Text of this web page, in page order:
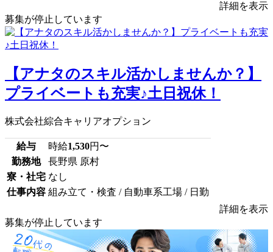
詳細を表示
募集が停止しています
【アナタのスキル活かしませんか？】
プライベートも充実♪土日祝休！
株式会社綜合キャリアオプション
給与 時給1,530円〜
勤務地
長野県 原村
寮・社宅 なし
仕事内容 組み立て・検査 / 自動車系工場 / 日勤
詳細を表示
募集が停止しています